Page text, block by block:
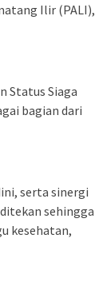
Ilir (PALI),
Status Siaga
bagian dari
serta sinergi
sehingga
kesehatan,